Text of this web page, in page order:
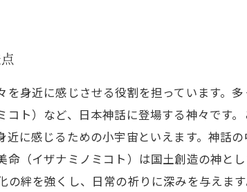
身近に感じさせる役割を担っています。
ト）など、日本神話に登場する神々です
に感じるための小宇宙といえます。神話
（イザナミノミコト）は国土創造の神と
絆を強くし、日常の祈りに深みを与えます